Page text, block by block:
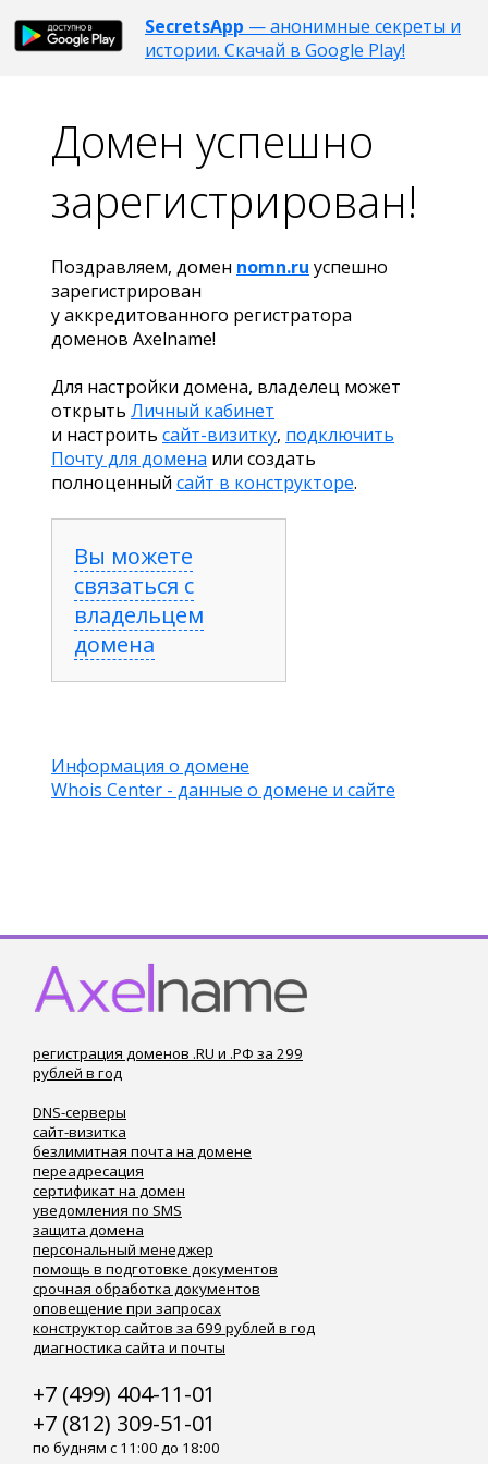
SecretsApp — анонимные секреты и
истории. Скачай в Google Play!
Домен успешно
зарегистрирован!
Поздравляем, домен nomn.ru успешно
зарегистрирован
у аккредитованного регистратора
доменов Axelname!
Для настройки домена, владелец может
открыть Личный кабинет
и настроить сайт-визитку, подключить
Почту для домена или создать
полноценный сайт в конструкторе.
Вы можете
связаться с
владельцем
домена
Информация о домене
Whois Center - данные о домене и сайте
регистрация доменов .RU и .РФ за 299
рублей в год
DNS-серверы
сайт-визитка
безлимитная почта на домене
переадресация
сертификат на домен
уведомления по SMS
защита домена
персональный менеджер
помощь в подготовке документов
срочная обработка документов
оповещение при запросах
конструктор сайтов за 699 рублей в год
диагностика сайта и почты
+7 (499) 404-11-01
+7 (812) 309-51-01
по будням с 11:00 до 18:00